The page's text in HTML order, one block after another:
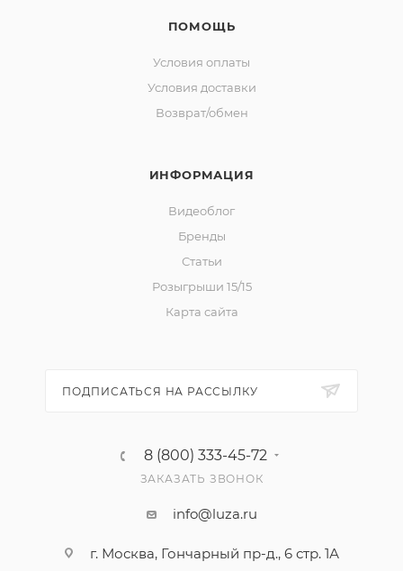
ПОМОЩЬ
Условия оплаты
Условия доставки
Возврат/обмен
ИНФОРМАЦИЯ
Видеоблог
Бренды
Статьи
Розыгрыши 15/15
Карта сайта
ПОДПИСАТЬСЯ НА РАССЫЛКУ
8 (800) 333-45-72
ЗАКАЗАТЬ ЗВОНОК
info@luza.ru
г. Москва, Гончарный пр-д., 6 стр. 1А